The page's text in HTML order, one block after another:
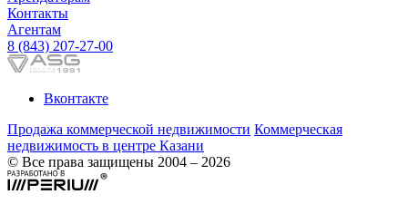
Контакты
Агентам
8 (843) 207-27-00
Вконтакте
Продажа коммерческой недвижимости Коммерческая
недвижимость в центре Казани
© Все права защищены 2004 – 2026